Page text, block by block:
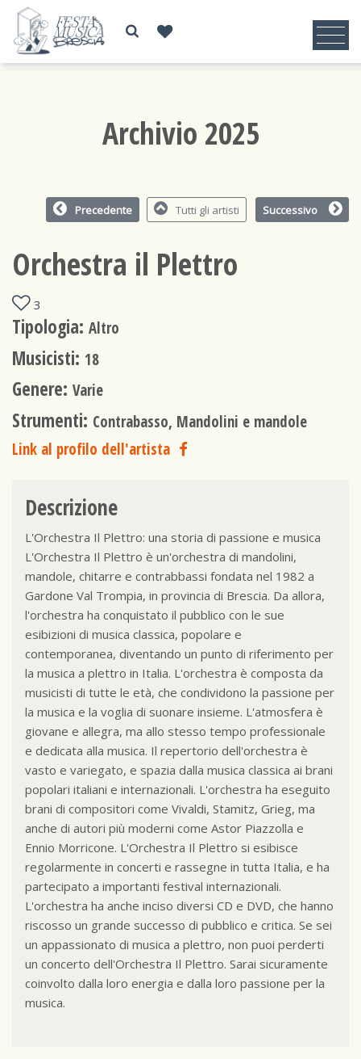
Archivio 2025
Precedente Tutti gli artisti Successivo
Orchestra il Plettro
3
Tipologia: Altro
Musicisti: 18
Genere: Varie
Strumenti: Contrabasso, Mandolini e mandole
Link al profilo dell'artista
Descrizione
L'Orchestra Il Plettro: una storia di passione e musica
L'Orchestra Il Plettro è un'orchestra di mandolini,
mandole, chitarre e contrabbassi fondata nel 1982 a
Gardone Val Trompia, in provincia di Brescia. Da allora,
l'orchestra ha conquistato il pubblico con le sue
esibizioni di musica classica, popolare e
contemporanea, diventando un punto di riferimento per
la musica a plettro in Italia. L'orchestra è composta da
musicisti di tutte le età, che condividono la passione per
la musica e la voglia di suonare insieme. L'atmosfera è
giovane e allegra, ma allo stesso tempo professionale
e dedicata alla musica. Il repertorio dell'orchestra è
vasto e variegato, e spazia dalla musica classica ai brani
popolari italiani e internazionali. L'orchestra ha eseguito
brani di compositori come Vivaldi, Stamitz, Grieg, ma
anche di autori più moderni come Astor Piazzolla e
Ennio Morricone. L'Orchestra Il Plettro si esibisce
regolarmente in concerti e rassegne in tutta Italia, e ha
partecipato a importanti festival internazionali.
L'orchestra ha anche inciso diversi CD e DVD, che hanno
riscosso un grande successo di pubblico e critica. Se sei
un appassionato di musica a plettro, non puoi perderti
un concerto dell'Orchestra Il Plettro. Sarai sicuramente
coinvolto dalla loro energia e dalla loro passione per la
musica.